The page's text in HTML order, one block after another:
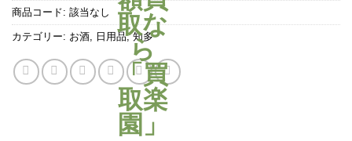
商品コード: 該当なし
カテゴリー: お酒 日用品,知多